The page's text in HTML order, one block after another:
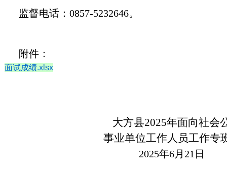
监督电话： 0857-5232646。
附件：
面试成绩.xlsx
大方县2025年面向社
事业单位工作人员工作专
2025年6月21日